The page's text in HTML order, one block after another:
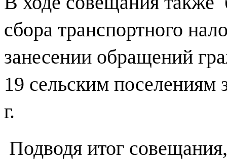
сбора транспортного
занесении обращений
19 сельским поселениям
г.
Подводя итог